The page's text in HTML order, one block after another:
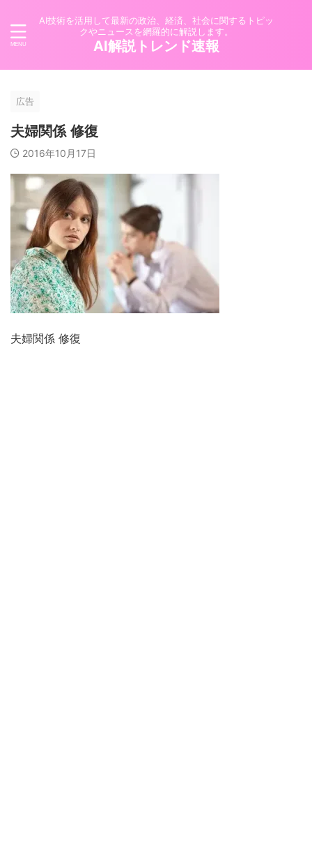
AI技術を活用して最新の政治、経済、社会に関するトピッ
クやニュースを網羅的に解説します。
AI解説トレンド速報
広告
夫婦関係 修復
2016年10月17日
夫婦関係 修復